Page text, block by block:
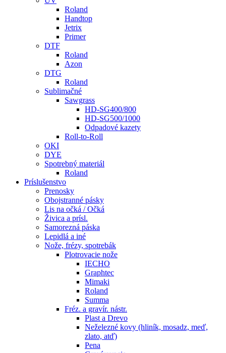
Roland
Handtop
Jetrix
Primer
DTF
Roland
Azon
DTG
Roland
Sublimačné
Sawgrass
HD-SG400/800
HD-SG500/1000
Odpadové kazety
Roll-to-Roll
OKI
DYE
Spotrebný materiál
Roland
Príslušenstvo
Prenosky
Obojstranné pásky
Lis na očká / Očká
Živica a prísl.
Samorezná páska
Lepidlá a iné
Nože, frézy, spotrebák
Plotrovacie nože
IECHO
Graphtec
Mimaki
Roland
Summa
Fréz. a gravír. nástr.
Plast a Drevo
Neželezné kovy (hliník, mosadz, meď,
zlato, atď)
Pena